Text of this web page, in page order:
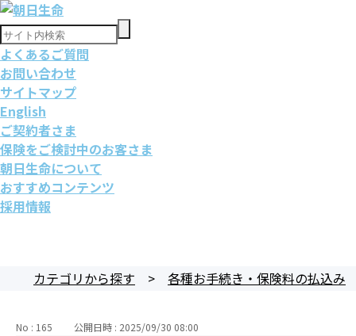
よくあるご質問
お問い合わせ
サイトマップ
English
ご契約者さま
保険をご検討中のお客さま
朝日生命について
おすすめコンテンツ
採用情報
カテゴリから探す > 各種お手続き・保険料の払込み
No : 165 公開日時 : 2025/09/30 08:00